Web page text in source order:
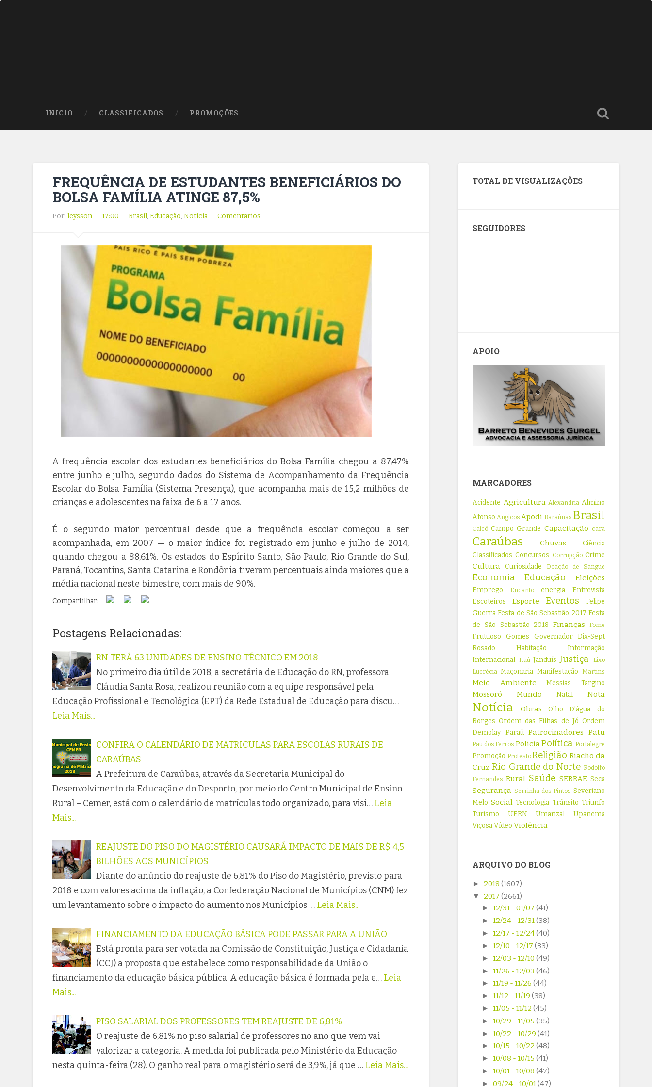
INICIO CLASSIFICADOS PROMOÇÕES
FREQUÊNCIA DE ESTUDANTES BENEFICIÁRIOS DO
BOLSA FAMÍLIA ATINGE 87,5%
Por:leysson 17:00 Brasil,Educação,Notícia Comentarios
A frequência escolar dos estudantes beneficiários do Bolsa Família chegou a 87,47%
entre junho e julho, segundo dados do Sistema de Acompanhamento da Frequência
Escolar do Bolsa Família (Sistema Presença), que acompanha mais de 15,2 milhões de
crianças e adolescentes na faixa de 6 a 17 anos.
É o segundo maior percentual desde que a frequência escolar começou a ser
acompanhada, em 2007 — o maior índice foi registrado em junho e julho de 2014,
quando chegou a 88,61%. Os estados do Espírito Santo, São Paulo, Rio Grande do Sul,
Paraná, Tocantins, Santa Catarina e Rondônia tiveram percentuais ainda maiores que a
média nacional neste bimestre, com mais de 90%.
Compartilhar:
Postagens Relacionadas:
RN TERÁ 63 UNIDADES DE ENSINO TÉCNICO EM 2018
No primeiro dia útil de 2018, a secretária de Educação do RN, professora
Cláudia Santa Rosa, realizou reunião com a equipe responsável pela
Educação Profissional e Tecnológica (EPT) da Rede Estadual de Educação para discu…
Leia Mais...
CONFIRA O CALENDÁRIO DE MATRICULAS PARA ESCOLAS RURAIS DE
CARAÚBAS
A Prefeitura de Caraúbas, através da Secretaria Municipal do
Desenvolvimento da Educação e do Desporto, por meio do Centro Municipal de Ensino
Rural – Cemer, está com o calendário de matrículas todo organizado, para visi… Leia
Mais...
REAJUSTE DO PISO DO MAGISTÉRIO CAUSARÁ IMPACTO DE MAIS DE R$ 4,5
BILHÕES AOS MUNICÍPIOS
Diante do anúncio do reajuste de 6,81% do Piso do Magistério, previsto para
2018 e com valores acima da inflação, a Confederação Nacional de Municípios (CNM) fez
um levantamento sobre o impacto do aumento nos Municípios … Leia Mais...
FINANCIAMENTO DA EDUCAÇÃO BÁSICA PODE PASSAR PARA A UNIÃO
Está pronta para ser votada na Comissão de Constituição, Justiça e Cidadania
(CCJ) a proposta que estabelece como responsabilidade da União o
financiamento da educação básica pública. A educação básica é formada pela e… Leia
Mais...
PISO SALARIAL DOS PROFESSORES TEM REAJUSTE DE 6,81%
O reajuste de 6,81% no piso salarial de professores no ano que vem vai
valorizar a categoria. A medida foi publicada pelo Ministério da Educação
nesta quinta-feira (28). O ganho real para o magistério será de 3,9%, já que … Leia Mais...
TOTAL DE VISUALIZAÇÕES
SEGUIDORES
APOIO
MARCADORES
Acidente Agricultura Alexandria Almino
Afonso Angicos Apodi Baraúnas Brasil
Caicó Campo Grande Capacitação cara
Caraúbas Chuvas
Ciência
Classificados Concursos Corrupção Crime
Cultura Curiosidade Doação de Sangue
Economia Educação Eleições
Emprego Encanto energia
Entrevista
Escoteiros
Esporte Eventos
Felipe
Guerra Festa de São Sebastião 2017 Festa
de São Sebastião 2018 Finanças Fome
Frutuoso Gomes
Governador Dix-Sept
Rosado
Habitação
Informação
Internacional
Itaú Janduís Justiça
Lixo
Lucrécia Maçonaria Manifestação Martins
Meio Ambiente Messias Targino
Mossoró Mundo Natal Nota
Notícia Obras
Olho D'água do
Borges Ordem das Filhas de Jó Ordem
Demolay Paraú Patrocinadores Patu
Pau dos Ferros PoliciaPolítica Portalegre
Promoção ProtestoReligião Riacho da
Cruz Rio Grande do Norte Rodolfo
Fernandes Rural Saúde SEBRAE Seca
Segurança Serrinha dos Pintos Severiano
Melo Social Tecnologia Trânsito Triunfo
Turismo
UERN Umarizal
Upanema
ViçosaVídeo Violência
ARQUIVO DO BLOG
► 2018(1607)
▼ 2017(2661)
► 12/31 - 01/07 (41)
► 12/24 - 12/31(38)
► 12/17 - 12/24(40)
► 12/10 - 12/17 (33)
► 12/03 - 12/10 (49)
► 11/26 - 12/03 (46)
► 11/19 - 11/26 (44)
► 11/12 - 11/19 (38)
► 11/05 - 11/12 (45)
► 10/29 - 11/05 (35)
► 10/22 - 10/29 (41)
► 10/15 - 10/22 (48)
► 10/08 - 10/15 (41)
► 10/01 - 10/08 (47)
► 09/24 - 10/01(47)